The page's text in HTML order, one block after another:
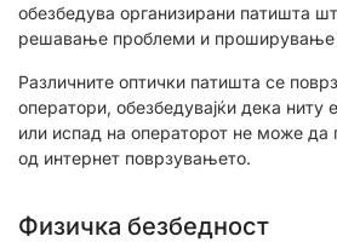
обезбедува организирани патишта
решавање проблеми и проширување
Различните оптички патишта се
оператори, обезбедувајќи дека ниту
или испад на операторот не може да
од интернет поврзувањето.
Физичка безбедност